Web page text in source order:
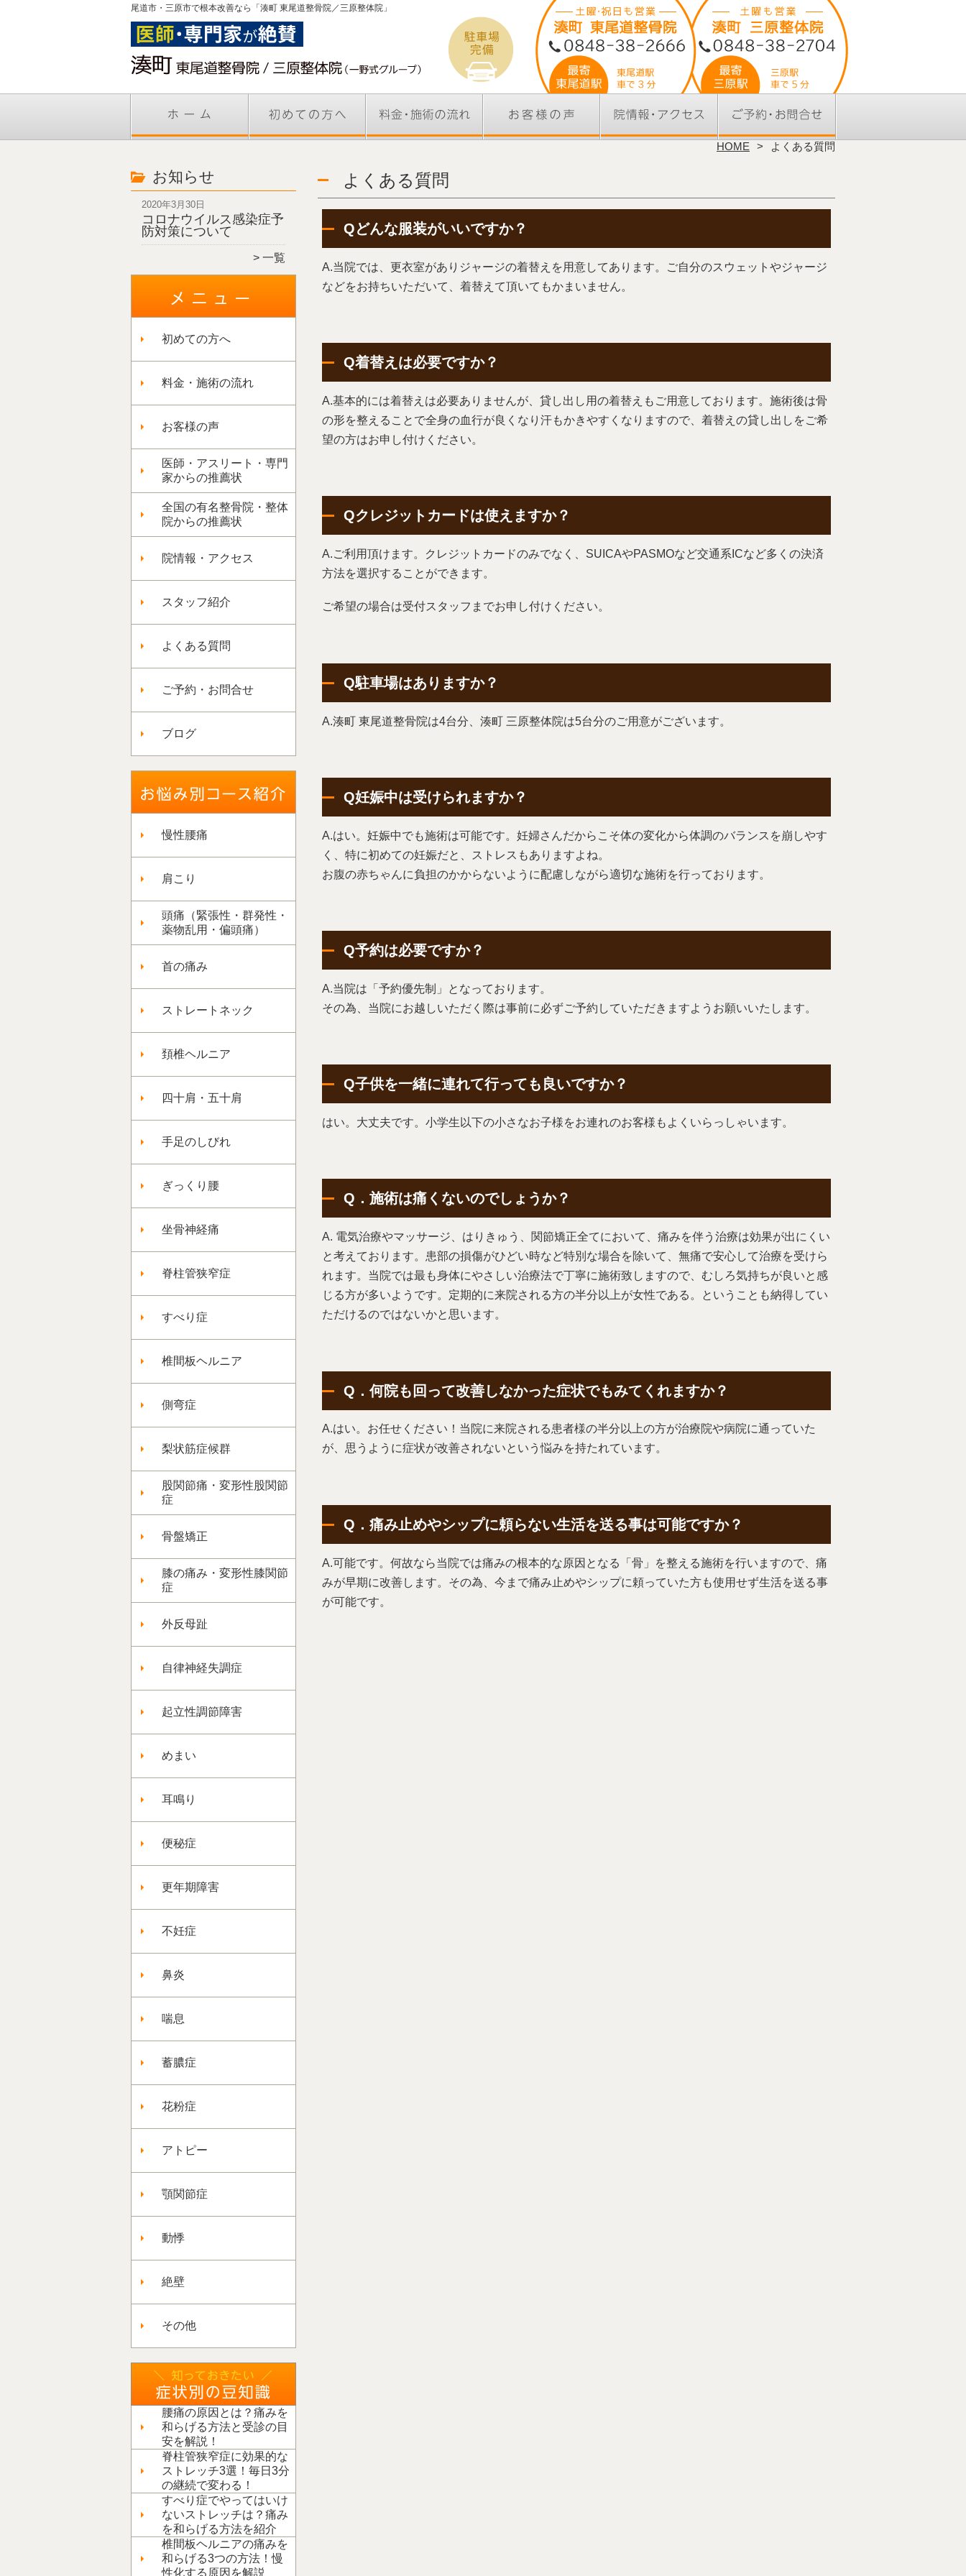
尾道市・三原市で根本改善なら「湊町 東尾道整骨院／三原整体院」
HOME よくある質問
お知らせ
2020年3月30日
コロナウイルス感染症予
防対策について
一覧
初めての方へ
料金・施術の流れ
お客様の声
医師・アスリート・専門
家からの推薦状
全国の有名整骨院・整体
院からの推薦状
院情報・アクセス
スタッフ紹介
よくある質問
ご予約・お問合せ
ブログ
慢性腰痛
肩こり
頭痛（緊張性・群発性・
薬物乱用・偏頭痛）
首の痛み
ストレートネック
頚椎ヘルニア
四十肩・五十肩
手足のしびれ
ぎっくり腰
坐骨神経痛
脊柱管狭窄症
すべり症
椎間板ヘルニア
側弯症
梨状筋症候群
股関節痛・変形性股関節
症
骨盤矯正
膝の痛み・変形性膝関節
症
外反母趾
自律神経失調症
起立性調節障害
めまい
耳鳴り
便秘症
更年期障害
不妊症
鼻炎
喘息
蓄膿症
花粉症
アトピー
顎関節症
動悸
絶壁
その他
腰痛の原因とは？痛みを
和らげる方法と受診の目
安を解説！
脊柱管狭窄症に効果的な
ストレッチ3選！毎日3分
の継続で変わる！
すべり症でやってはいけ
ないストレッチは？痛み
を和らげる方法を紹介
椎間板ヘルニアの痛みを
和らげる3つの方法！慢
性化する原因を解説
よくある質問
Qどんな服装がいいですか？
A.当院では、更衣室がありジャージの着替えを用意してあります。ご自分のスウェットやジャージ
などをお持ちいただいて、着替えて頂いてもかまいません。
Q着替えは必要ですか？
A.基本的には着替えは必要ありませんが、貸し出し用の着替えもご用意しております。施術後は骨
の形を整えることで全身の血行が良くなり汗もかきやすくなりますので、着替えの貸し出しをご希
望の方はお申し付けください。
Qクレジットカードは使えますか？
A.ご利用頂けます。クレジットカードのみでなく、SUICAやPASMOなど交通系ICなど多くの決済
方法を選択することができます。
ご希望の場合は受付スタッフまでお申し付けください。
Q駐車場はありますか？
A.湊町 東尾道整骨院は4台分、湊町 三原整体院は5台分のご用意がございます。
Q妊娠中は受けられますか？
A.はい。妊娠中でも施術は可能です。妊婦さんだからこそ体の変化から体調のバランスを崩しやす
く、特に初めての妊娠だと、ストレスもありますよね。
お腹の赤ちゃんに負担のかからないように配慮しながら適切な施術を行っております。
Q予約は必要ですか？
A.当院は「予約優先制」となっております。
その為、当院にお越しいただく際は事前に必ずご予約していただきますようお願いいたします。
Q子供を一緒に連れて行っても良いですか？
はい。大丈夫です。小学生以下の小さなお子様をお連れのお客様もよくいらっしゃいます。
Q．施術は痛くないのでしょうか？
A. 電気治療やマッサージ、はりきゅう、関節矯正全てにおいて、痛みを伴う治療は効果が出にくい
と考えております。患部の損傷がひどい時など特別な場合を除いて、無痛で安心して治療を受けら
れます。当院では最も身体にやさしい治療法で丁寧に施術致しますので、むしろ気持ちが良いと感
じる方が多いようです。定期的に来院される方の半分以上が女性である。ということも納得してい
ただけるのではないかと思います。
Q．何院も回って改善しなかった症状でもみてくれますか？
A.はい。お任せください！当院に来院される患者様の半分以上の方が治療院や病院に通っていた
が、思うように症状が改善されないという悩みを持たれています。
Q．痛み止めやシップに頼らない生活を送る事は可能ですか？
A.可能です。何故なら当院では痛みの根本的な原因となる「骨」を整える施術を行いますので、痛
みが早期に改善します。その為、今まで痛み止めやシップに頼っていた方も使用せず生活を送る事
が可能です。